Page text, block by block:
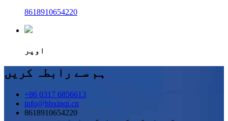
8618910654220
اوپر
ہم سے رابطہ کریں
+86 0317 6856613
info@hbxinqi.cn
8618910654220